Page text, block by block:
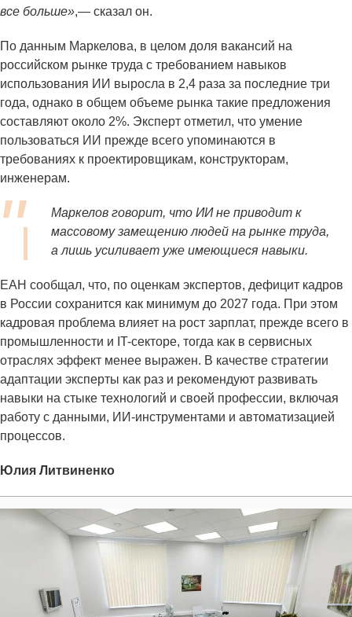
все больше»,— сказал он.
По данным Маркелова, в целом доля вакансий на
российском рынке труда с требованием навыков
использования ИИ выросла в 2,4 раза за последние три
года, однако в общем объеме рынка такие предложения
составляют около 2%. Эксперт отметил, что умение
пользоваться ИИ прежде всего упоминаются в
требованиях к проектировщикам, конструкторам,
инженерам.
Маркелов говорит, что ИИ не приводит к
массовому замещению людей на рынке труда,
а лишь усиливает уже имеющиеся навыки.
ЕАН сообщал, что, по оценкам экспертов, дефицит кадров
в России сохранится как минимум до 2027 года. При этом
кадровая проблема влияет на рост зарплат, прежде всего в
промышленности и IT-секторе, тогда как в сервисных
отраслях эффект менее выражен. В качестве стратегии
адаптации эксперты как раз и рекомендуют развивать
навыки на стыке технологий и своей профессии, включая
работу с данными, ИИ-инструментами и автоматизацией
процессов.
Юлия Литвиненко